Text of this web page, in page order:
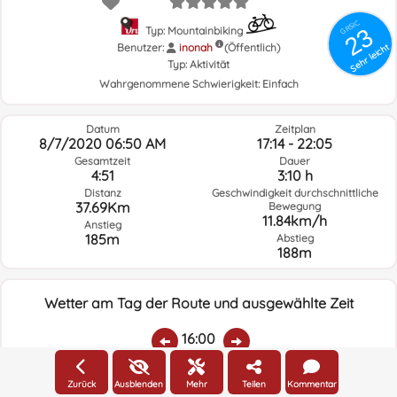
GRSIC
23
Sehr leicht
Typ: Mountainbiking
Benutzer:
inonah
(Öffentlich)
Typ: Aktivität
Wahrgenommene Schwierigkeit: Einfach
Datum
8/7/2020 06:50 AM
Gesamtzeit
4:51
Distanz
37.69Km
Anstieg
185m
Zeitplan
17:14 - 22:05
Dauer
3:10 h
Geschwindigkeit durchschnittliche
Bewegung
11.84km/h
Abstieg
188m
Wetter am Tag der Route und ausgewählte Zeit
16:00
Regen:
Durchschnittliche
Geschwindigkeit Windrichtung
Zurück Ausblenden Mehr Teilen Kommentar